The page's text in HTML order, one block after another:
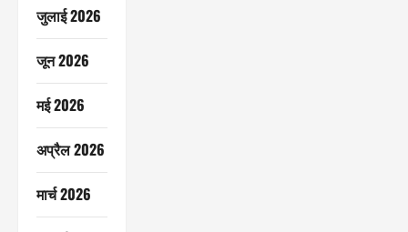
जुलाई 2026
जून 2026
मई 2026
अप्रैल 2026
मार्च 2026